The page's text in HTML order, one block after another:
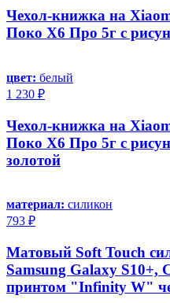
Чехол-книжка на
Поко Х6 Про 5г с
цвет: белый
1 230 ₽
Чехол-книжка на
Поко Х6 Про 5г с
золотой
материал: силикон
793 ₽
Матовый Soft Touch
Samsung Galaxy S10+,
принтом "Infinity W"